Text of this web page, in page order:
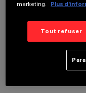
marketing.
Plus
Tout refuser